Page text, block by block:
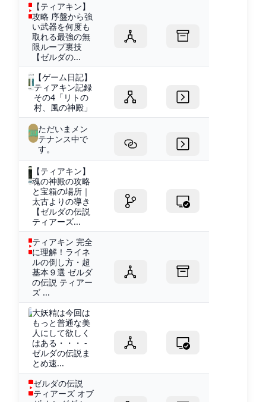
【ティアキン】
攻略 序盤から強
い武器を何度も
取れる最強の無
限ループ裏技
【ゼルダの...
【ゲーム日記】
ティアキン記録
その4「リトの
村、風の神殿」
ただいまメン
テナンス中で
す。
【ティアキン】
魂の神殿の攻略
と宝箱の場所｜
太古よりの導き
【ゼルダの伝説
ティアーズ...
ティアキン 完全
に理解！ライネ
ルの倒し方・超
基本９選 ゼルダ
の伝説 ティアー
ズ ...
大妖精は今回は
もっと普通な美
人にして欲しく
はある・・・ -
ゼルダの伝説ま
とめ速...
ゼルダの伝説
ティアーズ オブ